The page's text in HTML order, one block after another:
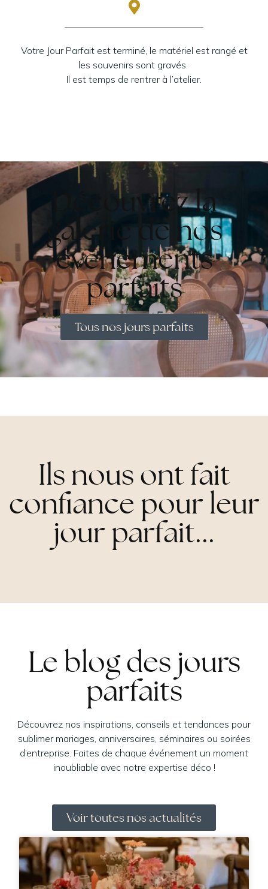
Votre Jour Parfait est terminé, le matériel est rangé et
les souvenirs sont gravés.
Il est temps de rentrer à l’atelier.
Découvrez la
galerie de nos
évènements
parfaits
Tous nos jours parfaits
Ils nous ont fait
confiance pour leur
jour parfait...
Le blog des jours
parfaits
Découvrez nos inspirations, conseils et tendances pour
sublimer mariages, anniversaires, séminaires ou soirées
d’entreprise. Faites de chaque événement un moment
inoubliable avec notre expertise déco !
Voir toutes nos actualités